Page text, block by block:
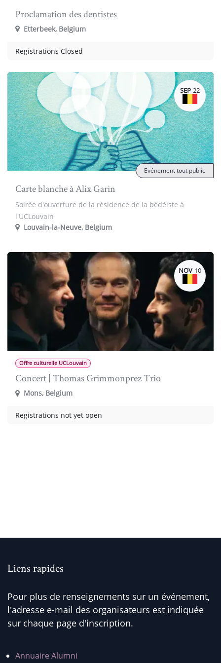
Proclamation des dentistes
Etterbeek, Belgium
Registrations Closed
SEP 22
Carte blanche à Alix Garin
Soirée d'ouverture de la résidence de la bédéiste à
l'UCLouvain
Evénement tout public
Louvain-la-Neuve, Belgium
NOV 10
Offre culturelle UCLouvain
Concert | Thomas Grimmonprez Trio
Mons, Belgium
Registrations not yet open
Liens rapides
Pour plus de renseignements sur un événement,
l'adresse e-mail des organisateurs est indiquée
sur chaque page d'inscription.
Annuaire Alumni